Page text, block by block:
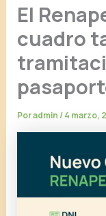
El
cuadro
Poradmin/4 marzo,